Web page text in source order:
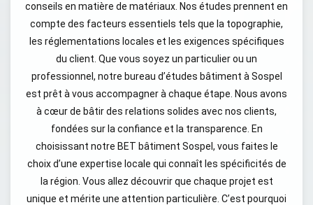
conseils en matière de matériaux. Nos études prennent en
compte des facteurs essentiels tels que la topographie,
les réglementations locales et les exigences spécifiques
du client. Que vous soyez un particulier ou un
professionnel, notre bureau d’études bâtiment à Sospel
est prêt à vous accompagner à chaque étape. Nous avons
à cœur de bâtir des relations solides avec nos clients,
fondées sur la confiance et la transparence. En
choisissant notre BET bâtiment Sospel, vous faites le
choix d’une expertise locale qui connaît les spécificités de
la région. Vous allez découvrir que chaque projet est
unique et mérite une attention particulière. C’est pourquoi